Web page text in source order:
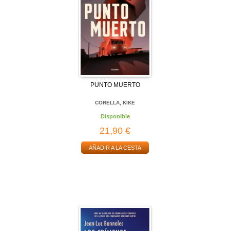
PUNTO MUERTO
CORELLA, KIKE
Disponible
21,90 €
AÑADIR A LA CESTA